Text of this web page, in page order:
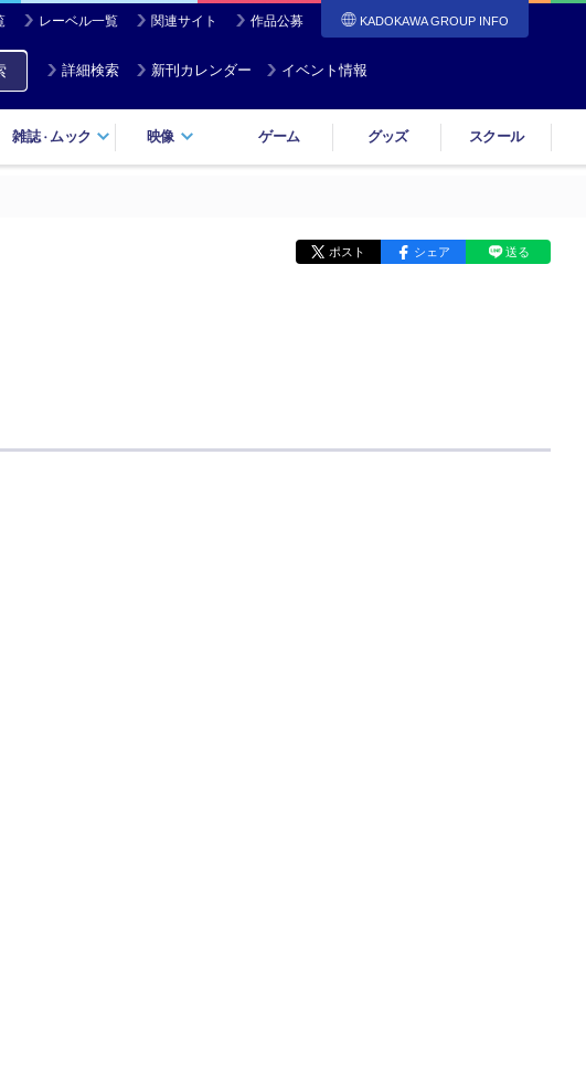
レーベル一覧 関連サイト 作品公募 KADOKAWA GROUP INFO
詳細検索 新刊カレンダー イベント情報
雑誌・ ムック 映像 ゲーム グッズ スクール
ポスト シェア 送る